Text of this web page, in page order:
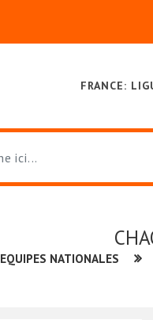
FRANCE:
EQUIPES NATIONALES